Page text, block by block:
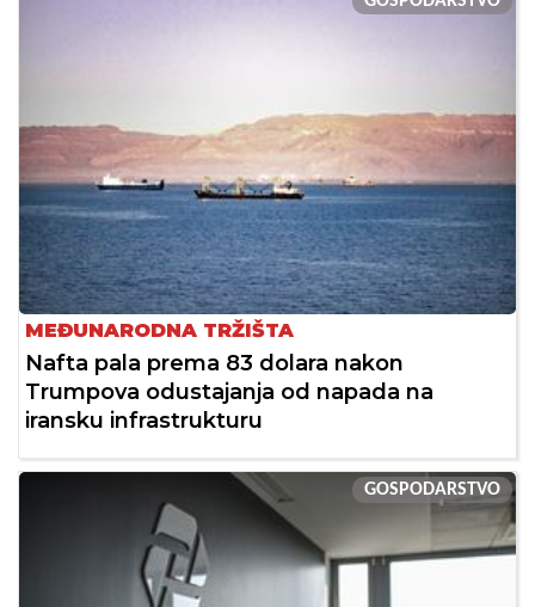
MEĐUNARODNA TRŽIŠTA
Nafta pala prema 83 dolara nakon
Trumpova odustajanja od napada na
iransku infrastrukturu
GOSPODARSTVO